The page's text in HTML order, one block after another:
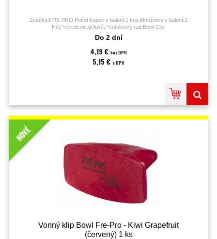
Značka:FRE-PRO;Počet kusov v balení:1 kus;Množstvo v balení:1
KS;Prevedenie:gélové;Produktový rad:Bowl Clip;
Do 2 dní
4,19 € bez DPH
5,15 € s DPH
NOVÉ
Vonný klip Bowl Fre-Pro - Kiwi Grapefruit
(červený) 1 ks